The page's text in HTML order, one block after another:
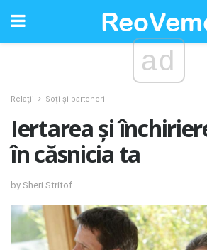
ad
Relaţii Soți și parteneri
Iertarea și
în căsnicia ta
by Sheri Stritof